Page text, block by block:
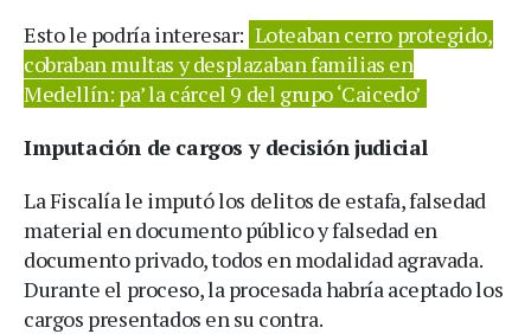
Esto le podría interesar: Loteaban cerro protegido,
cobraban multas y desplazaban familias en
Medellín: pa’ la cárcel 9 del grupo ‘Caicedo’
Imputación de cargos y decisión judicial
La Fiscalía le imputó los delitos de estafa, falsedad
material en documento público y falsedad en
documento privado, todos en modalidad agravada.
Durante el proceso, la procesada habría aceptado los
cargos presentados en su contra.